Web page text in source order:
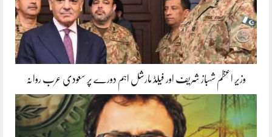
وزیر اعظم شہباز شریف اور فیلڈ مارشل اہم دورے پر سعودی عرب روانہ